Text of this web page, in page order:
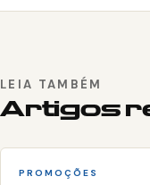
LEIA TAMBÉM
Artigos
PROMOÇÕES